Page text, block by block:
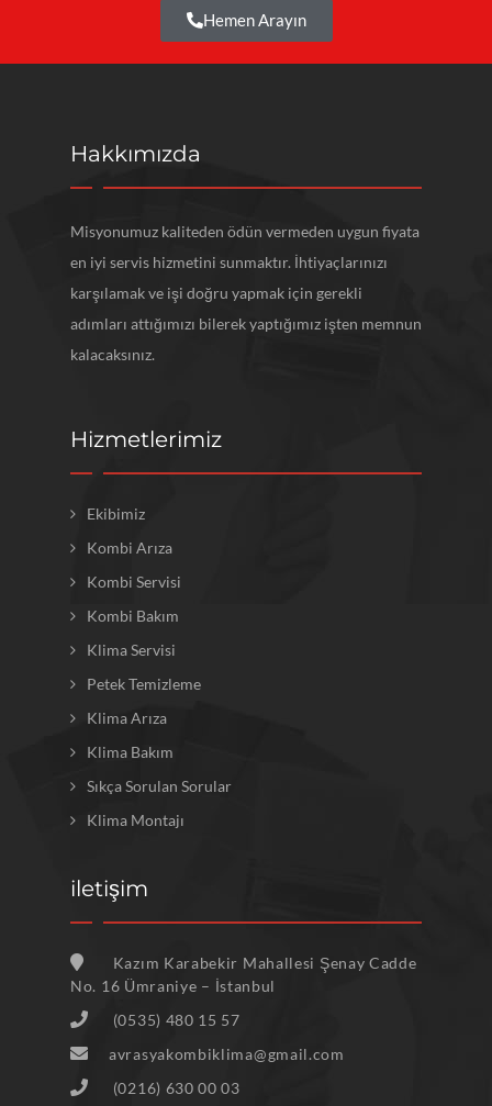
Hemen Arayın
Hakkımızda
Misyonumuz kaliteden ödün vermeden uygun fiyata
en iyi servis hizmetini sunmaktır. İhtiyaçlarınızı
karşılamak ve işi doğru yapmak için gerekli
adımları attığımızı bilerek yaptığımız işten memnun
kalacaksınız.
Hizmetlerimiz
Ekibimiz
Kombi Arıza
Kombi Servisi
Kombi Bakım
Klima Servisi
Petek Temizleme
Klima Arıza
Klima Bakım
Sıkça Sorulan Sorular
Klima Montajı
iletişim
Kazım Karabekir Mahallesi Şenay Cadde
No. 16 Ümraniye – İstanbul
(0535) 480 15 57
avrasyakombiklima@gmail.com
(0216) 630 00 03